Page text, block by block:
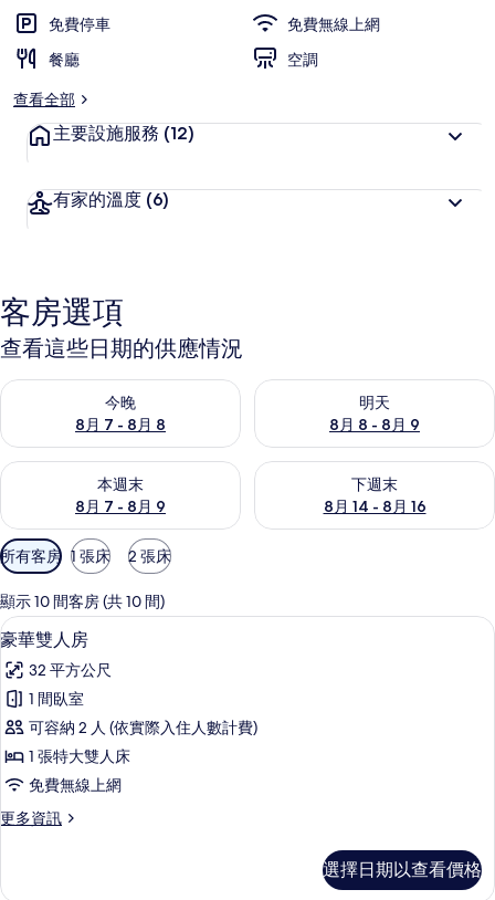
免費停車
免費無線上網
餐廳
空調
查看全部
主要設施服務 (12)
有家的溫度 (6)
客房選項
查看這些日期的供應情況
今晚
8月 7 - 8月 8
查看今晚 (8月 7 - 8月 8) 的供應情況
明天
8月 8 - 8月 9
查看明天 (8月 8 - 8月 9) 的供
本週末
8月 7 - 8月 9
查看本週末 (8月 7 - 8月 9) 的供應情況
下週末
8月 14 - 8月 16
查看下週末 (8月 14 - 8月 16)
可
用
的
客
房
篩
選
條
所有客房 1 張床 2 張床
顯示 10 間客房 (共 10 間)
顯
示
豪
華
雙
人
的
有
豪華雙人房 | 高級寢具、迷你吧、客
5
豪華雙人房
32 平方公尺
1 間臥室
可容納 2 人 (依實際入住人數計費)
1 張特大雙人床
免費無線上網
更多資訊
更
選擇日期以查看價格